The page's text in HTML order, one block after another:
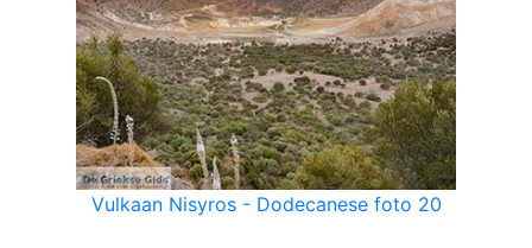
Vulkaan Nisyros - Dodecanese foto 20